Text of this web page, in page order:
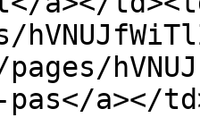
pas</a></